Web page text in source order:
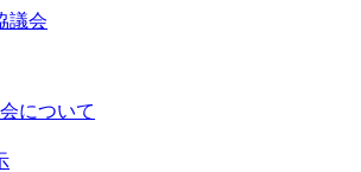
について